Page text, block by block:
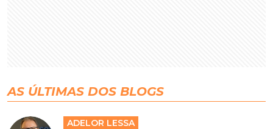
AS ÚLTIMAS DOS BLOGS
ADELOR LESSA